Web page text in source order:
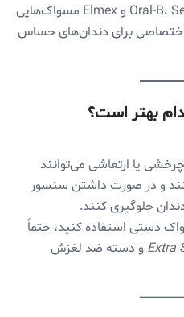
برندهایی مانند Oral-B، Sensodyne و Elmex مسواک‌هایی
اختصاصی برای دندان‌های حساس
بهتر است؟
یا ارتعاشی می‌توانند
و در صورت داشتن سنسور
جلوگیری کنند.
دستی استفاده کنید، حتماً
Extra و دسته ضد لغزش